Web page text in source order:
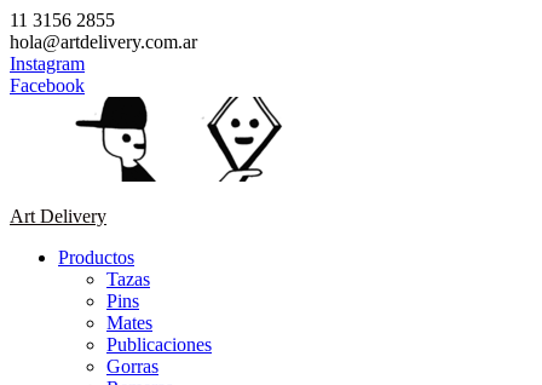
Saltar
contenido
11 3156 2855
hola@artdelivery.com.ar
Instagram
Facebook
Art Delivery
Productos
Tazas
Pins
Mates
Publicaciones
Gorras